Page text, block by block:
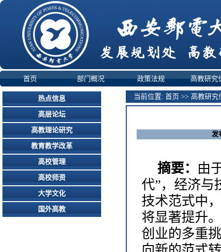
首页 部门概况 政策法规 高教研究
热点信息
高层论坛
高教理论研究
教育教学改革
高校管理
高校师资
大学文化
国外高教
当前位置: 首页 >> 高教研究
发
摘要： 由
代”，经济与
技术范式中
将显著提升
创业的多重